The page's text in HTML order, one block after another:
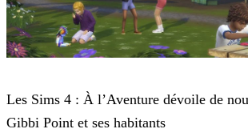
Les Sims 4 : À l’Aventure dévoile de
Gibbi Point et ses habitants